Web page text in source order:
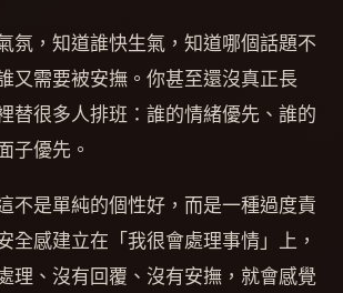
氛，知道誰快生氣，知道哪個話題不
又需要被安撫。你甚至還沒真正長
替很多人排班：誰的情緒優先、誰的
子優先。
不是單純的個性好，而是一種過度責
全感建立在「我很會處理事情」上，
理、沒有回覆、沒有安撫，就會感覺